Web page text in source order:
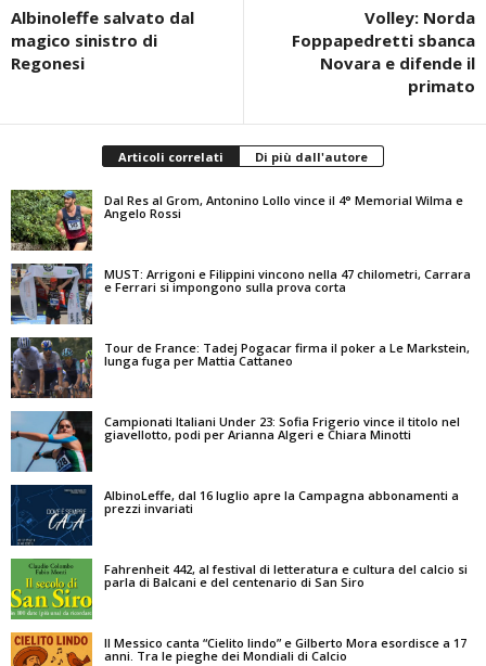
Albinoleffe salvato dal
magico sinistro di
Regonesi
Volley: Norda
Foppapedretti sbanca
Novara e difende il
primato
Articoli correlati Di più dall'autore
Dal Res al Grom, Antonino Lollo vince il 4° Memorial Wilma e
Angelo Rossi
MUST: Arrigoni e Filippini vincono nella 47 chilometri, Carrara
e Ferrari si impongono sulla prova corta
Tour de France: Tadej Pogacar firma il poker a Le Markstein,
lunga fuga per Mattia Cattaneo
Campionati Italiani Under 23: Sofia Frigerio vince il titolo nel
giavellotto, podi per Arianna Algeri e Chiara Minotti
AlbinoLeffe, dal 16 luglio apre la Campagna abbonamenti a
prezzi invariati
Fahrenheit 442, al festival di letteratura e cultura del calcio si
parla di Balcani e del centenario di San Siro
Il Messico canta “Cielito lindo” e Gilberto Mora esordisce a 17
anni. Tra le pieghe dei Mondiali di Calcio